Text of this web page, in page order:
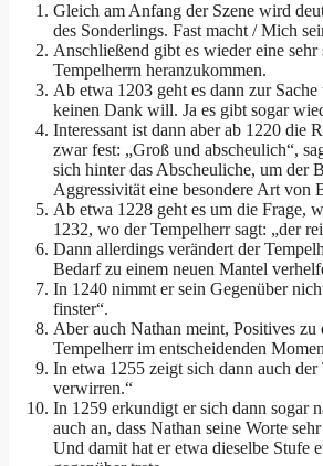
Gleich am Anfang der Szene wird
des Sonderlings. Fast macht / Mich
Anschließend gibt es wieder eine
Tempelherrn heranzukommen.
Ab etwa 1203 geht es dann zur
keinen Dank will. Ja es gibt sogar
Interessant ist dann aber ab 1220 die
zwar fest: „Groß und abscheulich“,
sich hinter das Abscheuliche, um der
Aggressivität eine besondere Art von
Ab etwa 1228 geht es um die Frage,
1232, wo der Tempelherr sagt: „der
Dann allerdings verändert der
Bedarf zu einem neuen Mantel
In 1240 nimmt er sein Gegenüber
finster“.
Aber auch Nathan meint, Positives
Tempelherr im entscheidenden
In etwa 1255 zeigt sich dann auch
verwirren.“
In 1259 erkundigt er sich dann sogar
auch an, dass Nathan seine Worte
Und damit hat er etwa dieselbe Stufe